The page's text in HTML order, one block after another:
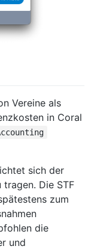
Vereine als
in Coral
sich der
Die STF
zum
die
und